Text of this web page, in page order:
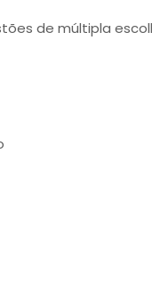
de múltipla